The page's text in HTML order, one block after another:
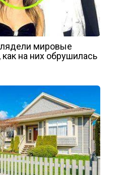
мировые
на них обрушилась